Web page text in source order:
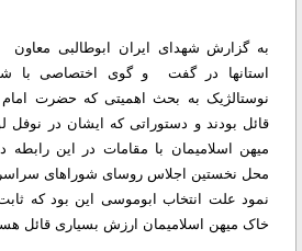
به گزارش شهدای ایران ابوطالبی معاون
استانها در گفت و گوی اختصاصی با
نوستالژیک به بحث اهمیتی که حضرت
قائل بودند و دستوراتی که ایشان در نوفل
میهن اسلامیمان با مقامات در این رابطه
محل نخستین اجلاس روسای شوراهای
نمود علت انتخاب ابوموسی این بود که
خاک میهن اسلامیمان ارزش بسیاری قائل